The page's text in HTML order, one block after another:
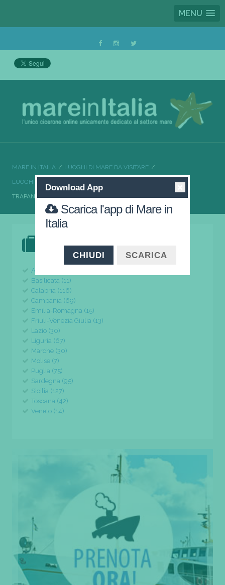
MENU
MARE IN ITALIA LUOGHI DI MARE DA VISITARE
LUOGHI DI MARE DA VISITARE SICILIA
TRAPANI LA CITTÀ DEL SALE E DELLA VELA
Abruzzo (24)
Basilicata (11)
Calabria (116)
Campania (69)
Emilia-Romagna (15)
Friuli-Venezia Giulia (13)
Lazio (30)
Liguria (67)
Marche (30)
Molise (7)
Puglia (75)
Sardegna (95)
Sicilia (127)
Toscana (42)
Veneto (14)
Download App
Scarica l'app di Mare in
Italia
CHIUDI SCARICA